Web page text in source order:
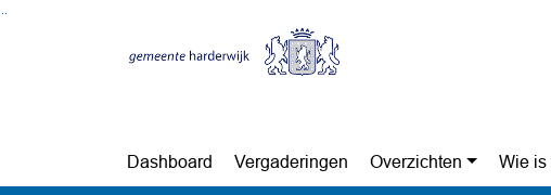
Dashboard Vergaderingen Overzichten Wie is